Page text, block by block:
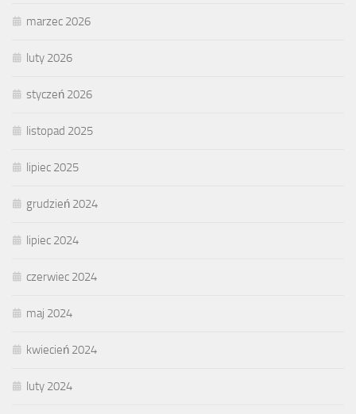
marzec 2026
luty 2026
styczeń 2026
listopad 2025
lipiec 2025
grudzień 2024
lipiec 2024
czerwiec 2024
maj 2024
kwiecień 2024
luty 2024